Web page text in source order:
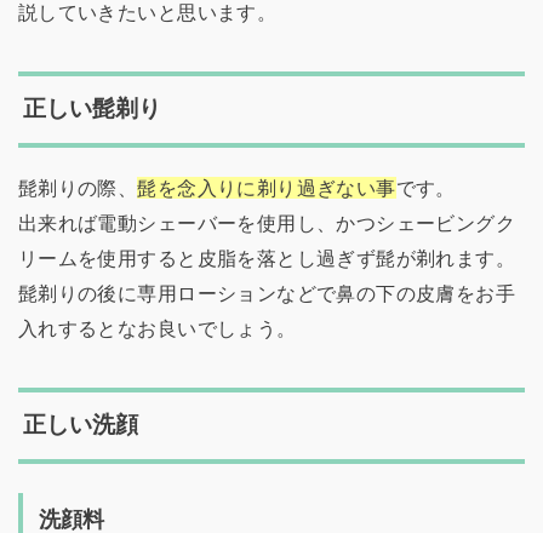
説していきたいと思います。
正しい髭剃り
髭剃りの際、髭を念入りに剃り過ぎない事です。
出来れば電動シェーバーを使用し、かつシェービングク
リームを使用すると皮脂を落とし過ぎず髭が剃れます。
髭剃りの後に専用ローションなどで鼻の下の皮膚をお手
入れするとなお良いでしょう。
正しい洗顔
洗顔料